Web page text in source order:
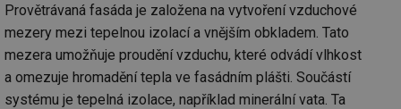
Provětrávaná fasáda je založena na vytvoření vzduchové
mezery mezi tepelnou izolací a vnějším obkladem. Tato
mezera umožňuje proudění vzduchu, které odvádí vlhkost
a omezuje hromadění tepla ve fasádním plášti. Součástí
systému je tepelná izolace, například minerální vata. Ta